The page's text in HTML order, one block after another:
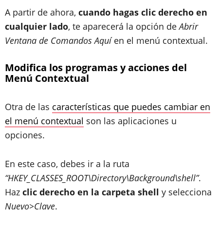
A partir de ahora, cuando hagas clic derecho en
cualquier lado, te aparecerá la opción deAbrir
Ventana de Comandos Aquíen el menú contextual.
Modifica los programas y acciones del
Menú Contextual
Otra de las características que puedes cambiar en
el menú contextual son las aplicaciones u
opciones.
En este caso, debes ir a la ruta
“HKEY_CLASSES_ROOT\Directory\Background\shell”.
Haz clic derecho en la carpeta shell y selecciona
Nuevo>Clave.